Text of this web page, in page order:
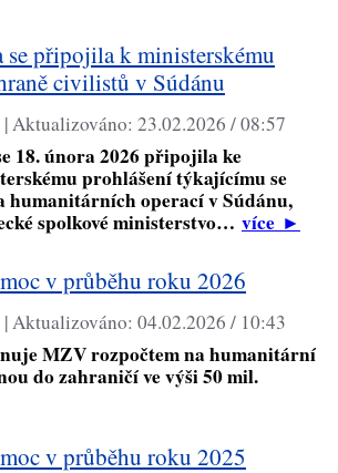
se připojila k ministerskému
civilistů v Súdánu
Aktualizováno: 23.02.2026 / 08:57
18. února 2026 připojila ke
prohlášení týkajícímu se
humanitárních operací v Súdánu,
spolkové ministerstvo… více►
v průběhu roku 2026
Aktualizováno: 04.02.2026 / 10:43
MZV rozpočtem na humanitární
do zahraničí ve výši 50 mil.
v průběhu roku 2025